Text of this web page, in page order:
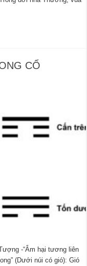
CỔ
-“Âm hại tương liên
(Dưới núi có gió): Gió